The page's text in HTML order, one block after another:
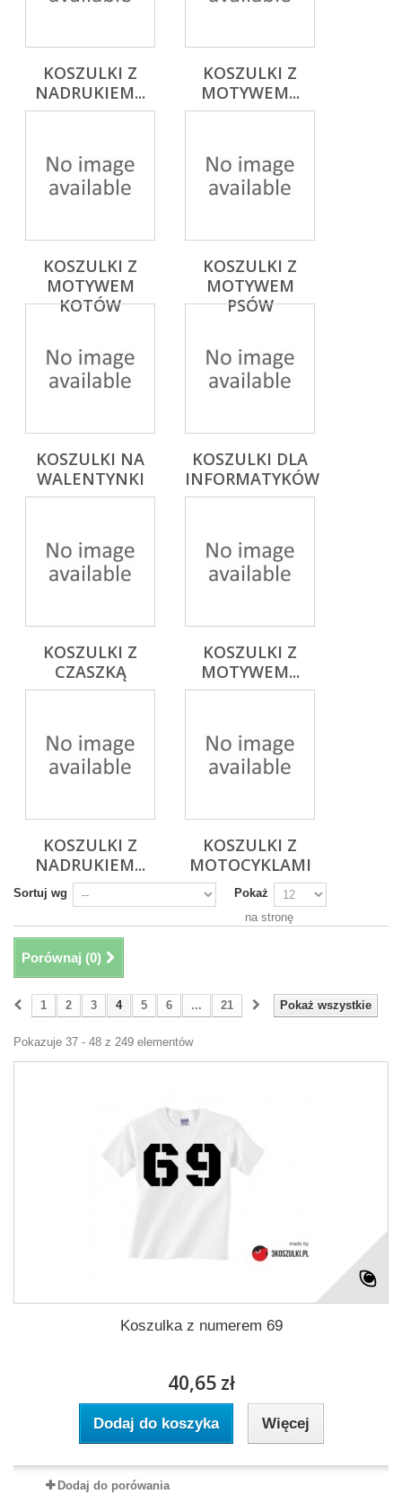
KOSZULKI Z
NADRUKIEM...
KOSZULKI Z
MOTYWEM...
KOSZULKI Z
MOTYWEM
KOTÓW
KOSZULKI Z
MOTYWEM
PSÓW
KOSZULKI NA
WALENTYNKI
KOSZULKI DLA
INFORMATYKÓW
KOSZULKI Z
CZASZKĄ
KOSZULKI Z
MOTYWEM...
KOSZULKI Z
NADRUKIEM...
KOSZULKI Z
MOTOCYKLAMI
Sortuj wg
Pokaż
na stronę
Porównaj (0)
Pokaż wszystkie
1 2 3 4 5 6 ... 21
Pokazuje 37 - 48 z 249 elementów
Koszulka z numerem 69
40,65 zł
Dodaj do koszyka Więcej
Dodaj do porówania